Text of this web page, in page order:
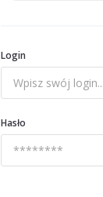
Login
Hasło